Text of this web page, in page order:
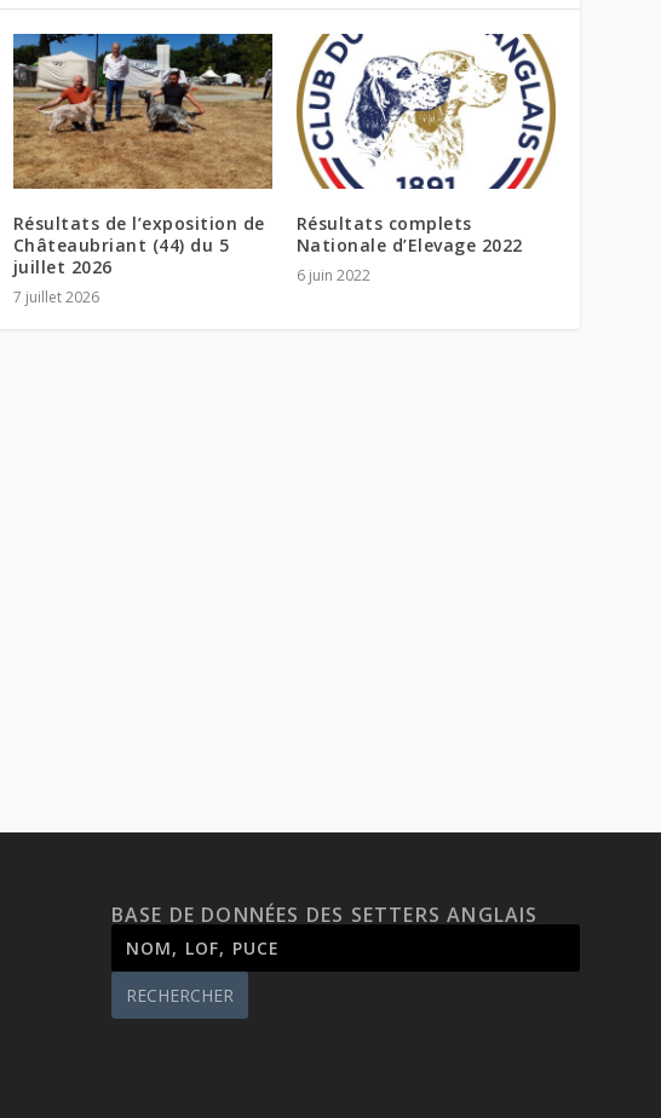
Résultats de l’exposition de
Châteaubriant (44) du 5
juillet 2026
7 juillet 2026
Résultats complets
Nationale d’Elevage 2022
6 juin 2022
BASE DE DONNÉES DES SETTERS ANGLAIS